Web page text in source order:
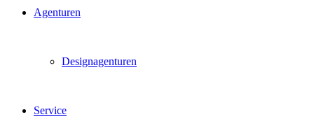
Agenturen
Designagenturen
Service